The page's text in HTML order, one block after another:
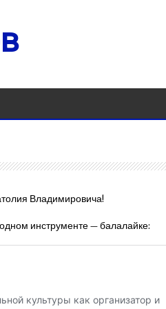
Владимировича!
инструменте — балалайке: